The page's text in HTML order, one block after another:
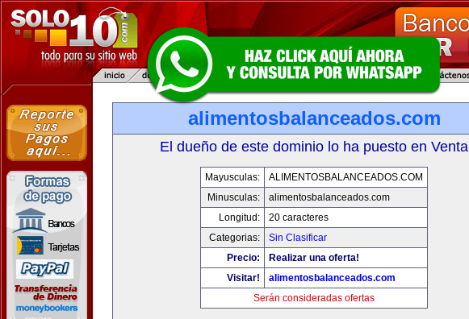
alimentosbalanceados.com
El dueño de este dominio lo ha puesto en Venta
Mayusculas:
ALIMENTOSBALANCEADOS.COM
Minusculas:
alimentosbalanceados.com
Longitud:
20 caracteres
Categorias:
Sin Clasificar
Precio:
Realizar una oferta!
Visitar!
alimentosbalanceados.com
Serán consideradas ofertas